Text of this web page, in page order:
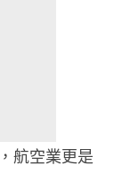
航空業更是